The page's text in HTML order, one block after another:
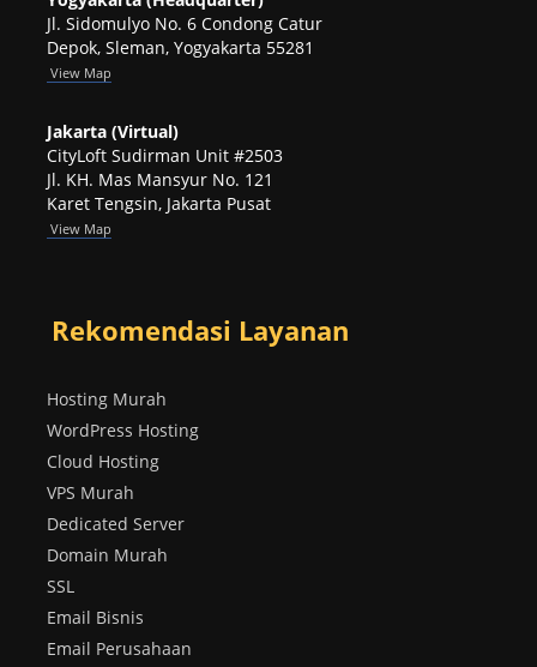
Jl. Sidomulyo No. 6 Condong Catur
Depok, Sleman, Yogyakarta 55281
View Map
Jakarta (Virtual)
CityLoft Sudirman Unit #2503
Jl. KH. Mas Mansyur No. 121
Karet Tengsin, Jakarta Pusat
View Map
Rekomendasi Layanan
Hosting Murah
WordPress Hosting
Cloud Hosting
VPS Murah
Dedicated Server
Domain Murah
SSL
Email Bisnis
Email Perusahaan